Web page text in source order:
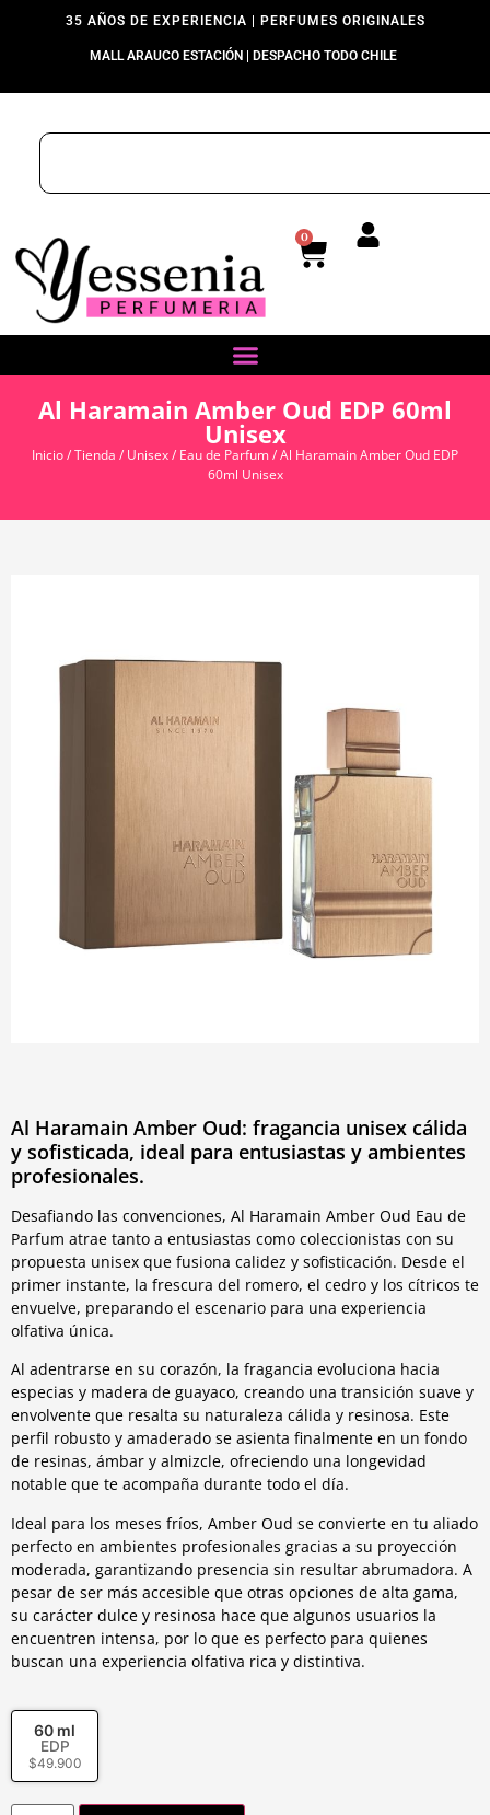
35 AÑOS DE EXPERIENCIA | PERFUMES ORIGINALES
MALL ARAUCO ESTACIÓN | DESPACHO TODO CHILE
0
Al Haramain Amber Oud EDP 60ml
Unisex
Inicio/Tienda / Unisex/ Eau de Parfum/ Al Haramain Amber Oud EDP
60ml Unisex
Al Haramain Amber Oud: fragancia unisex cálida
y sofisticada, ideal para entusiastas y ambientes
profesionales.
Desafiando las convenciones, Al Haramain Amber Oud Eau de
Parfum atrae tanto a entusiastas como coleccionistas con su
propuesta unisex que fusiona calidez y sofisticación. Desde el
primer instante, la frescura del romero, el cedro y los cítricos te
envuelve, preparando el escenario para una experiencia
olfativa única.
Al adentrarse en su corazón, la fragancia evoluciona hacia
especias y madera de guayaco, creando una transición suave y
envolvente que resalta su naturaleza cálida y resinosa. Este
perfil robusto y amaderado se asienta finalmente en un fondo
de resinas, ámbar y almizcle, ofreciendo una longevidad
notable que te acompaña durante todo el día.
Ideal para los meses fríos, Amber Oud se convierte en tu aliado
perfecto en ambientes profesionales gracias a su proyección
moderada, garantizando presencia sin resultar abrumadora. A
pesar de ser más accesible que otras opciones de alta gama,
su carácter dulce y resinosa hace que algunos usuarios la
encuentren intensa, por lo que es perfecto para quienes
buscan una experiencia olfativa rica y distintiva.
60 ml
EDP
$49.900